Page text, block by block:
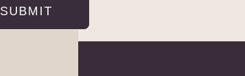
SUBMIT